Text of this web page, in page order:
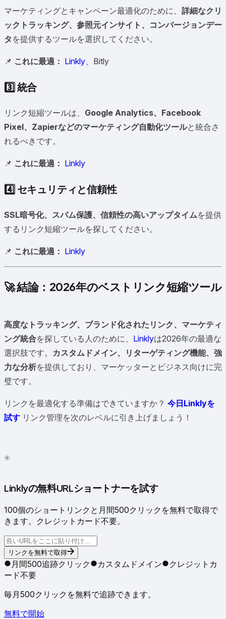
マーケティングとキャンペーン最適化のために、 詳細なクリ
ックトラッキング、参照元インサイト、コンバージョンデー
タ を提供するツールを選択してください。
📌 これに最適： Linkly 、Bitly
3️⃣統合
リンク短縮ツールは、 Google Analytics、Facebook
Pixel、Zapierなどのマーケティング自動化ツールと統合さ
れるべきです。
📌 これに最適： Linkly
4️⃣ セキュリティと信頼性
SSL暗号化、スパム保護、信頼性の高いアップタイムを提供
するリンク短縮ツールを探してください。
📌 これに最適： Linkly
🚀 結論：2026年のベストリンク短縮ツール
高度なトラッキング、ブランド化されたリンク、マーケティ
ング統合を探している人のために、 Linklyは2026年の最適な
選択肢です。 カスタムドメイン、リターゲティング機能、強
力な分析を提供しており、マーケッターとビジネス向けに完
璧です。
リンクを最適化する準備はできていますか？ 今日Linklyを
試す リンク管理を次のレベルに引き上げましょう！
●
Linklyの無料URLショートナーを試す
100個のショートリンクと月間500クリックを無料で取得で
きます。クレジットカード不要。
リンクを無料で取得
月間500追跡クリック カスタムドメイン
クレジットカ
ード不要
毎月500クリックを無料で追跡できます。
無料で開始